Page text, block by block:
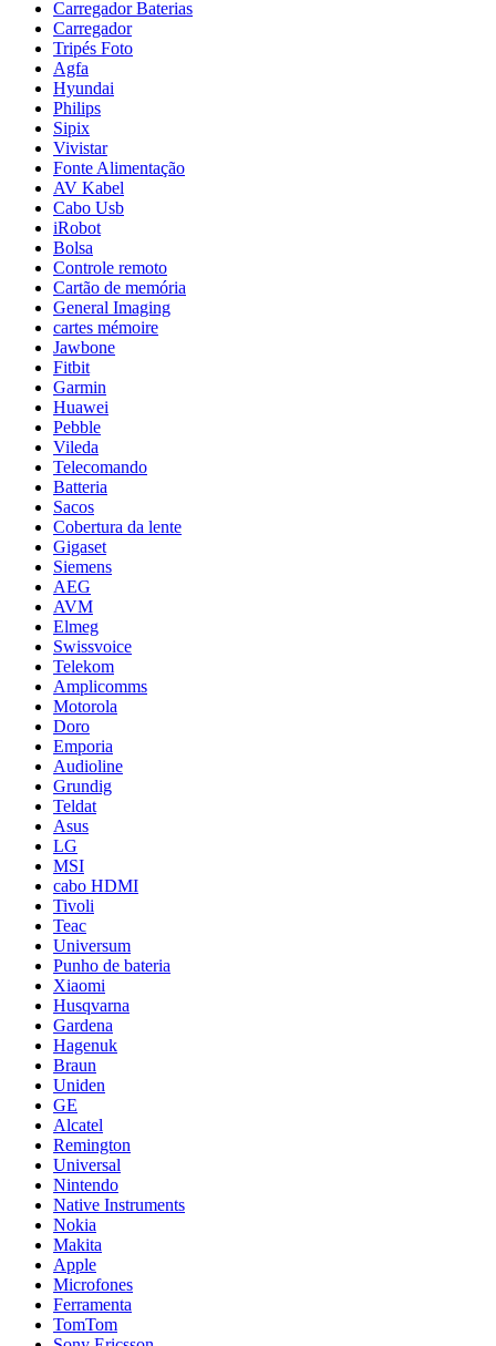
Carregador Baterias
Carregador
Tripés Foto
Agfa
Hyundai
Philips
Sipix
Vivistar
Fonte Alimentação
AV Kabel
Cabo Usb
iRobot
Bolsa
Controle remoto
Cartão de memória
General Imaging
cartes mémoire
Jawbone
Fitbit
Garmin
Huawei
Pebble
Vileda
Telecomando
Batteria
Sacos
Cobertura da lente
Gigaset
Siemens
AEG
AVM
Elmeg
Swissvoice
Telekom
Amplicomms
Motorola
Doro
Emporia
Audioline
Grundig
Teldat
Asus
LG
MSI
cabo HDMI
Tivoli
Teac
Universum
Punho de bateria
Xiaomi
Husqvarna
Gardena
Hagenuk
Braun
Uniden
GE
Alcatel
Remington
Universal
Nintendo
Native Instruments
Nokia
Makita
Apple
Microfones
Ferramenta
TomTom